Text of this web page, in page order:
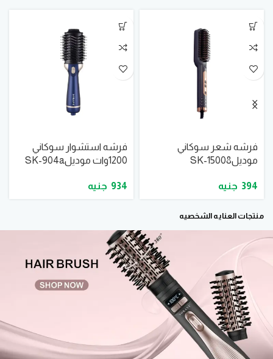
فرشه شعر سوكاني
موديلSK-15008
394
فرشه استشوار سوكاني
1200وات موديلSK-904a
934
منتجات العنايه الشخصيه